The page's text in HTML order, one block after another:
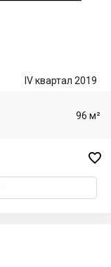
IV квартал 2019
96 м²
